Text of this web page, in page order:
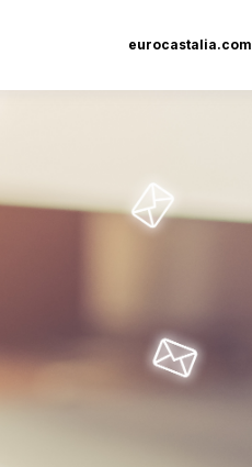
eurocastalia.com